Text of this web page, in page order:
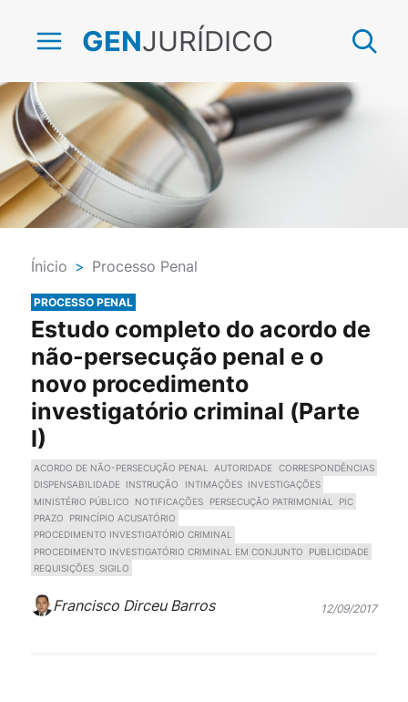
GENJURÍDICO
Ínicio > Processo Penal
PROCESSO PENAL
Estudo completo do acordo de
não-persecução penal e o
novo procedimento
investigatório criminal (Parte
I)
ACORDO DE NÃO-PERSECUÇÃO PENAL AUTORIDADE
CORRESPONDÊNCIAS
DISPENSABILIDADE
INSTRUÇÃO INTIMAÇÕES
INVESTIGAÇÕES
MINISTÉRIO PÚBLICO
NOTIFICAÇÕES PERSECUÇÃO PATRIMONIAL
PIC
PRAZO
PRINCÍPIO ACUSATÓRIO
PROCEDIMENTO INVESTIGATÓRIO CRIMINAL
PROCEDIMENTO INVESTIGATÓRIO CRIMINAL EM CONJUNTO
PUBLICIDADE
REQUISIÇÕES SIGILO
Francisco Dirceu Barros 12/09/2017